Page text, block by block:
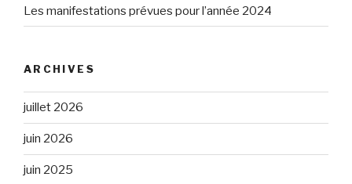
Les manifestations prévues pour l’année 2024
ARCHIVES
juillet 2026
juin 2026
juin 2025